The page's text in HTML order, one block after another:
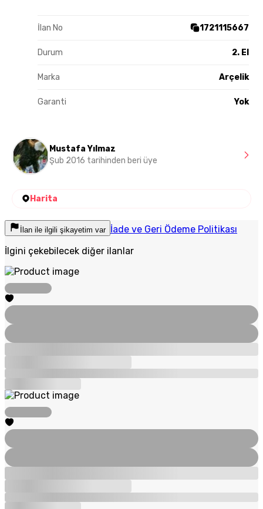
İlan No 1721115667
Durum 2. El
Marka Arçelik
Garanti Yok
Mustafa Yılmaz
Şub 2016 tarihinden beri üye
Harita
İlan ile ilgili şikayetim var İade ve Geri Ödeme Politikası
İlgini çekebilecek diğer ilanlar